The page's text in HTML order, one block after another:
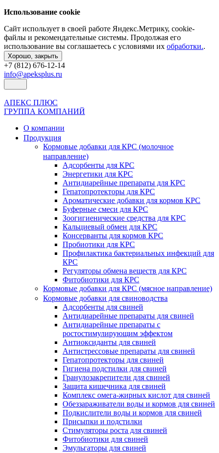
Использование cookie
Сайт использует в своей работе Яндекс.Метрику, cookie-
файлы и рекомендательные системы. Продолжая его
использование вы соглашаетесь с условиями их обработки..
Хорошо, закрыть
+7 (812) 676-12-14
info@apeksplus.ru
АПЕКС ПЛЮС
ГРУППА КОМПАНИЙ
О компании
Продукция
Кормовые добавки для КРС (молочное
направление)
Адсорбенты для КРС
Энергетики для КРС
Антидиарейные препараты для КРС
Гепатопротекторы для КРС
Ароматические добавки для кормов КРС
Буферные смеси для КРС
Зоогигиенические средства для КРС
Кальциевый обмен для КРС
Консерванты для кормов КРС
Пробиотики для КРС
Профилактика бактериальных инфекций для
КРС
Регуляторы обмена веществ для КРС
Фитобиотики для КРС
Кормовые добавки для КРС (мясное направление)
Кормовые добавки для свиноводства
Адсорбенты для свиней
Антидиарейные препараты для свиней
Антидиарейные препараты с
ростостимулирующим эффектом
Антиоксиданты для свиней
Антистрессовые препараты для свиней
Гепатопротекторы для свиней
Гигиена подстилки для свиней
Гранулозакрепители для свиней
Защита кишечника для свиней
Комплекс омега-жирных кислот для свиней
Обеззараживатели воды и кормов для свиней
Подкислители воды и кормов для свиней
Присыпки и подстилки
Стимуляторы роста для свиней
Фитобиотики для свиней
Эмульгаторы для свиней